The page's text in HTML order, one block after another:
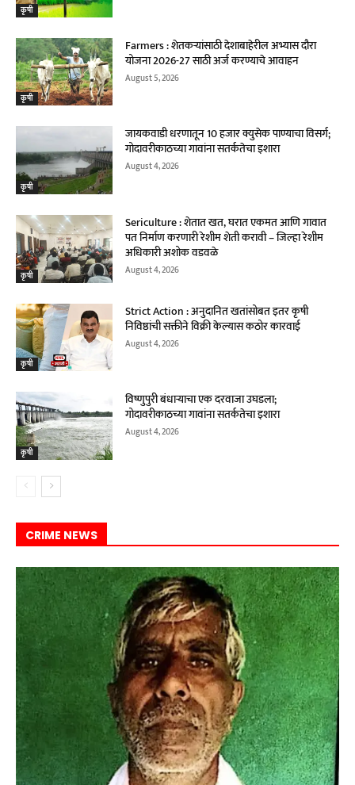
कृषी
कृषी
Farmers : शेतकऱ्यांसाठी देशाबाहेरील अभ्यास दौरा
योजना 2026-27 साठी अर्ज करण्याचे आवाहन
August 5, 2026
कृषी
जायकवाडी धरणातून 10 हजार क्युसेक पाण्याचा विसर्ग;
गोदावरीकाठच्या गावांना सतर्कतेचा इशारा
August 4, 2026
कृषी
Sericulture : शेतात खत, घरात एकमत आणि गावात
पत निर्माण करणारी रेशीम शेती करावी – जिल्हा रेशीम
अधिकारी अशोक वडवळे
August 4, 2026
कृषी
Strict Action : अनुदानित खतांसोबत इतर कृषी
निविष्ठांची सक्तीने विक्री केल्यास कठोर कारवाई
August 4, 2026
कृषी
विष्णुपुरी बंधाऱ्याचा एक दरवाजा उघडला;
गोदावरीकाठच्या गावांना सतर्कतेचा इशारा
August 4, 2026
CRIME NEWS